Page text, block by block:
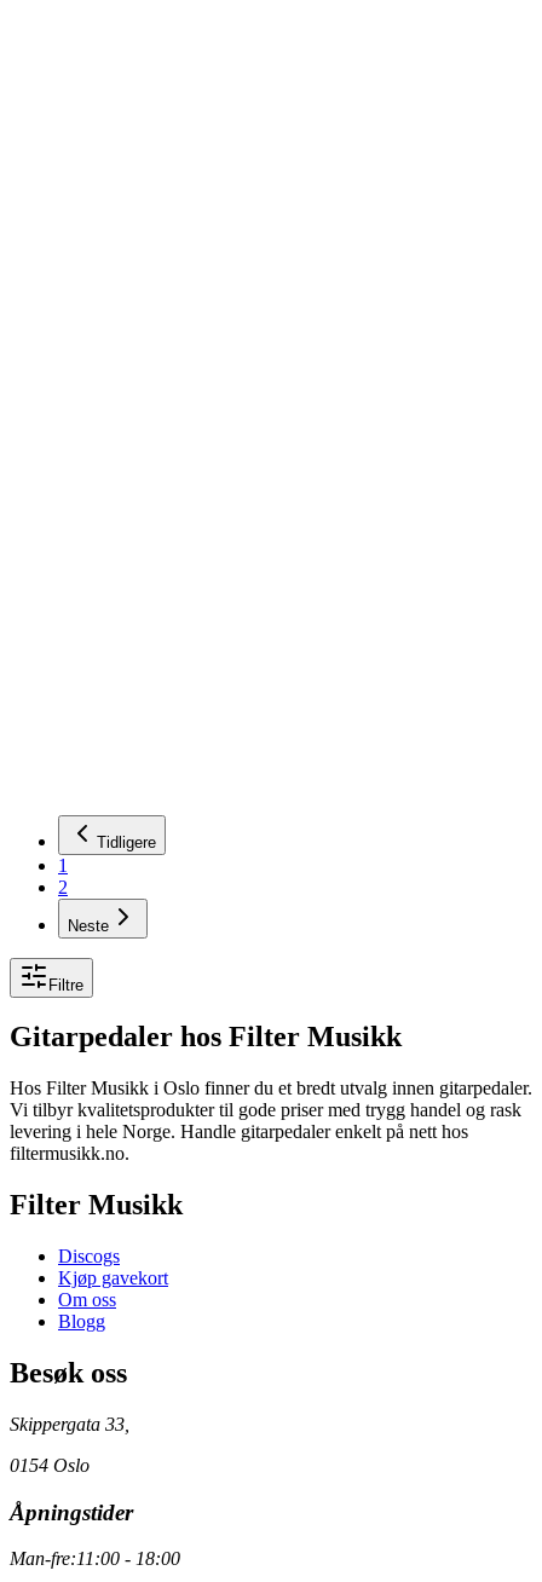
Tidligere
1
2
Neste
Filtre
Gitarpedaler hos Filter Musikk
Hos Filter Musikk i Oslo finner du et bredt utvalg innen gitarpedaler.
Vi tilbyr kvalitetsprodukter til gode priser med trygg handel og rask
levering i hele Norge. Handle gitarpedaler enkelt på nett hos
filtermusikk.no.
Filter Musikk
Discogs
Kjøp gavekort
Om oss
Blogg
Besøk oss
Skippergata 33,
0154 Oslo
Åpningstider
Man-fre:11:00 - 18:00